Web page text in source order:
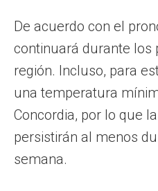
De acuerdo con el
continuará durante los
región. Incluso, para
una temperatura
Concordia, por lo que
persistirán al menos
semana.